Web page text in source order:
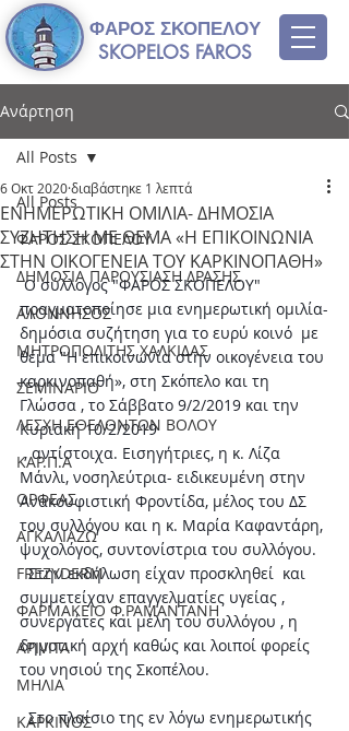
ΦΑΡΟΣ ΣΚΟΠΕΛΟΥ
SKOPELOS FAROS
Ανάρτηση
All Posts
ΦΑΡΟΣ ΣΚΟΠΕΛΟΥ
ΔΗΜΟΣΙΑ ΠΑΡΟΥΣΙΑΣΗ ΔΡΑΣΗΣ
ΑΛΟΝΝΗΣΟΣ
ΜΗΤΡΟΠΟΛΙΤΗΣ ΧΑΛΚΙΔΑΣ
ΣΕΜΙΝΑΡΙΟ
ΛΕΣΧΗ ΕΘΕΛΟΝΤΩΝ ΒΟΛΟΥ
ΚΑΡ.Π.Α
ΟΡΦΕΑΣ
ΑΓΚΑΛΙΑΖΩ
FREZYDERM
ΦΑΡΜΑΚΕΙΟ Φ.ΡΑΜΑΝΤΑΝΗ
APIVITA
ΜΗΛΙΑ
ΚΑΡΚΙΝΟΣ
All Posts
ΕΝΗΜΕΡΩΤΙΚΗ ΟΜΙΛΙΑ- ΔΗΜΟΣΙΑ
ΣΥΖΗΤΗΣΗ ΜΕ ΘΕΜΑ «Η ΕΠΙΚΟΙΝΩΝΙΑ
ΣΤΗΝ ΟΙΚΟΓΕΝΕΙΑ ΤΟΥ ΚΑΡΚΙΝΟΠΑΘΗ»
6 Οκτ 2020διαβάστηκε 1 λεπτά
Ο σύλλογος "ΦΑΡΟΣ ΣΚΟΠΕΛΟΥ"
πραγματοποίησε μια ενημερωτική ομιλία-
δημόσια συζήτηση για το ευρύ κοινό  με
θέμα "Η επικοινωνία στην οικογένεια του
καρκινοπαθή», στη Σκόπελο και τη
Γλώσσα , το Σάββατο 9/2/2019 και την
Κυριακή 10/2/2019
, αντίστοιχα. Εισηγήτριες, η κ. Λίζα
Μάνλι, νοσηλεύτρια- ειδικευμένη στην
Ανακουφιστική Φροντίδα, μέλος του ΔΣ
του συλλόγου και η κ. Μαρία Καφαντάρη,
ψυχολόγος, συντονίστρια του συλλόγου.
Στην εκδήλωση είχαν προσκληθεί  και
συμμετείχαν επαγγελματίες υγείας ,
συνεργάτες και μέλη του συλλόγου , η
δημοτική αρχή καθώς και λοιποί φορείς
του νησιού της Σκοπέλου.
Στο πλαίσιο της εν λόγω ενημερωτικής